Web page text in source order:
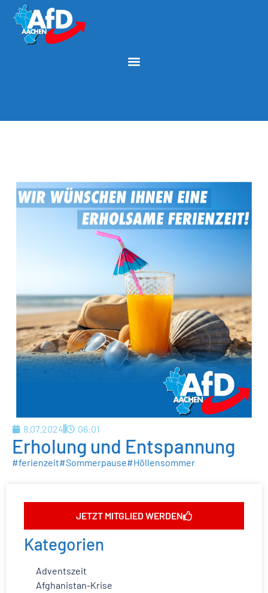
8.07.2024 06:01
Erholung und Entspannung
#ferienzeit#Sommerpause#Höllensommer
JETZT MITGLIED WERDEN
Kategorien
Adventszeit
Afghanistan-Krise